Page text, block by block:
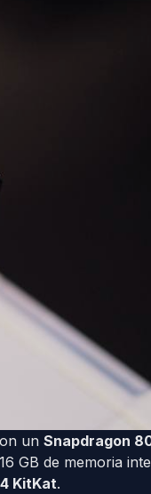
un Snapdragon
GB de memoria
KitKat.